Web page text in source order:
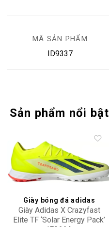
MÃ SẢN PHẨM
ID9337
Sản phẩm nổi bật
Add to
wishlist
Giày bóng đá adidas
Giày Adidas X Crazyfast
Elite TF ‘Solar Energy Pack’
IF0664